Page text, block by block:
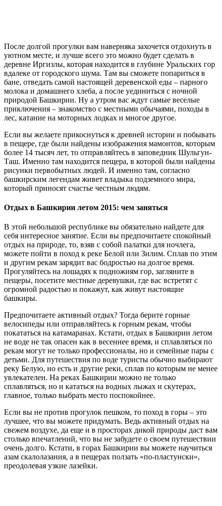
После долгой прогулки вам наверняка захочется отдохнуть в
уютном месте, и лучше всего это можно будет сделать в
деревне Иргизлы, которая находится в глубине Уральских гор
вдалеке от городского шума. Там вы сможете попариться в
бане, отведать самой настоящей деревенской еды – парного
молока и домашнего хлеба, а после уединиться с ночной
природой Башкирии. Ну а утром вас ждут самые веселые
приключения – знакомство с местными обычаями, походы в
лес, катание на моторных лодках и многое другое.
Если вы желаете прикоснуться к древней истории и побывать
в пещере, где были найдены изображения мамонтов, которым
более 14 тысяч лет, то отправляйтесь в заповедник Шульгун-
Таш. Именно там находится пещера, в которой были найдены
рисунки первобытных людей. И именно там, согласно
башкирским легендам живет владыка подземного мира,
который приносят счастье честным людям.
Отдых в Башкирии летом 2015: чем заняться
В этой небольшой республике вы обязательно найдете для
себя интересное занятие. Если вы предпочитаете спокойный
отдых на природе, то, взяв с собой палатки для ночлега,
можете пойти в поход к реке Белой или Зилим. Сплав по этим
и другим рекам зарядит вас бодростью на долгое время.
Прогуляйтесь на лошадях к подножиям гор, загляните в
пещеры, посетите местные деревушки, где вас встретят с
огромной радостью и покажут, как живут настоящие
башкиры.
Предпочитаете активный отдых? Тогда берите горные
велосипеды или отправляйтесь к горным рекам, чтобы
покататься на катамаранах. Кстати, отдых в Башкирии летом
не воде не так опасен как в весеннее время, и сплавляться по
рекам могут не только профессионалы, но и семейные пары с
детьми. Для путешествия по воде туристы обычно выбирают
реку Белую, но есть и другие реки, сплав по которым не менее
увлекателен. На реках Башкирии можно не только
сплавляться, но и кататься на водных лыжах и скутерах,
главное, только выбрать место поспокойнее.
Если вы не против прогулок пешком, то поход в горы – это
лучшее, что вы можете придумать. Ведь активный отдых на
свежем воздухе, да еще и в просторах дикой природы даст вам
столько впечатлений, что вы не забудете о своем путешествии
очень долго. Кстати, в горах Башкирии вы можете научиться
азам скалолазания, а в пещерах ползать «по-пластунски»,
преодолевая узкие лазейки.